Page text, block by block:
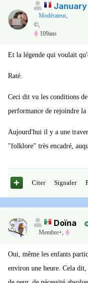
January
Modérateur,
©,
109ans
Et la légende qui voulait
Raté.
Ceci dit vu les conditions
performance de rejoindre la
Aujourd'hui il y a une
"folklore" très encadré,
Citer Signaler
Doïna
Membre+,
Oui, même les enfants
environ une heure. Cela dit,